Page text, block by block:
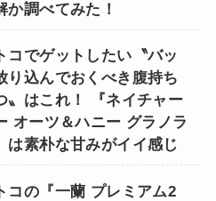
か調べてみた！
コでゲットしたい〝バッ
り込んでおくべき腹持ち
〟はこれ！ 『ネイチャー
オーツ＆ハニー グラノラ
は素朴な甘みがイイ感じ
コの『一蘭 プレミアム2